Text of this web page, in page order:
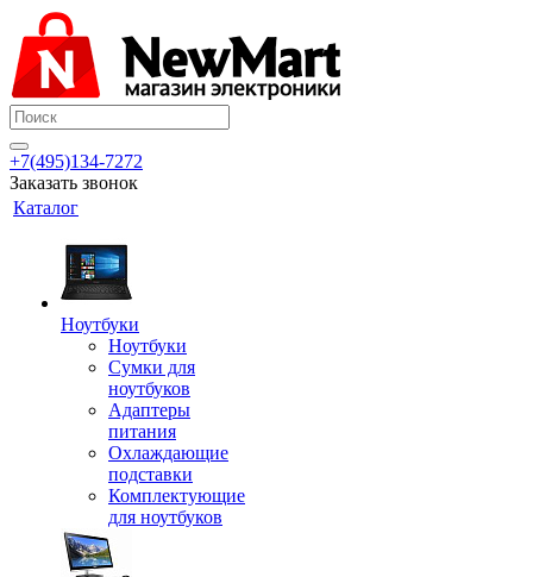
+7(495)134-7272
Заказать звонок
Каталог
Ноутбуки
Ноутбуки
Сумки для
ноутбуков
Адаптеры
питания
Охлаждающие
подставки
Комплектующие
для ноутбуков